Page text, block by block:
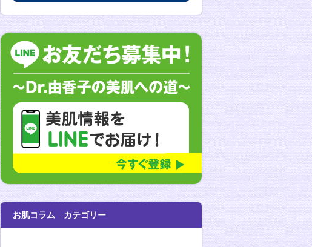
お肌コラム カテゴリー